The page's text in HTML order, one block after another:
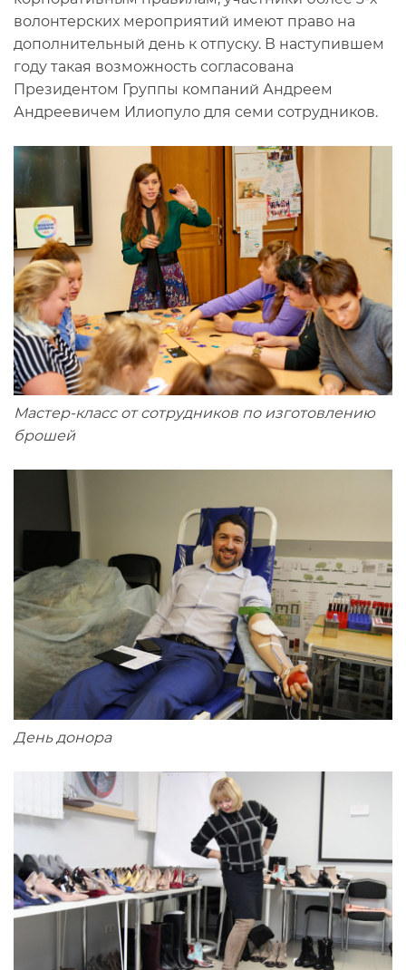
волонтерских мероприятий имеют право на
дополнительный день к отпуску. В наступившем
году такая возможность согласована
Президентом Группы компаний Андреем
Андреевичем Илиопуло для семи сотрудников.
Мастер-класс от сотрудников по изготовлению
брошей
День донора